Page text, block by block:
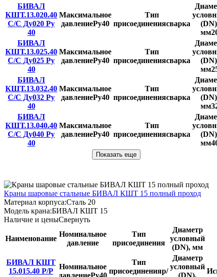
БИВАЛ
КШТ.13.020.40
С/С Ду020 Ру
40
Максимальное
давлениеРу40
Тип
присоединениясварка
мм
БИВАЛ
КШТ.13.025.40
С/С Ду025 Ру
40
Максимальное
давлениеРу40
Тип
присоединениясварка
мм
БИВАЛ
КШТ.13.032.40
С/С Ду032 Ру
40
Максимальное
давлениеРу40
Тип
присоединениясварка
мм
БИВАЛ
КШТ.13.040.40
С/С Ду040 Ру
40
Максимальное
давлениеРу40
Тип
присоединениясварка
мм
Показать еще
Краны шаровые стальные БИВАЛ КШТ 15 полный проход
Материал корпуса:Сталь 20
Модель крана:БИВАЛ КШТ 15
Наличие и ценыСвернуть
Наименование
Номинальное
давление
Тип
присоединения
Диаметр
условный
(DN), мм
БИВАЛ КШТ
15.015.40 Р/Р
Номинальное
давлениеРу40
Тип
присоединенияр/
Диаметр
условный
(DN),